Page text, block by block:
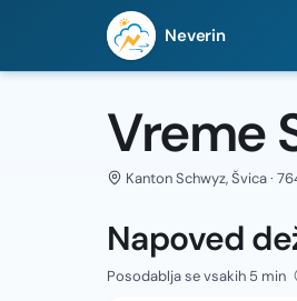
Neverin
Vreme
Kanton Schwyz, Švica ·
Napoved
Posodablja se vsakih 5 min